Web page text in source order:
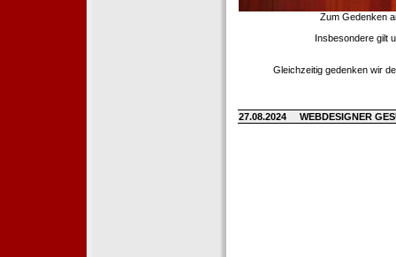
Zum Gedenken
Insbesondere gilt
Gleichzeitig gedenken wir
27.08.2024 WEBDESIGNER